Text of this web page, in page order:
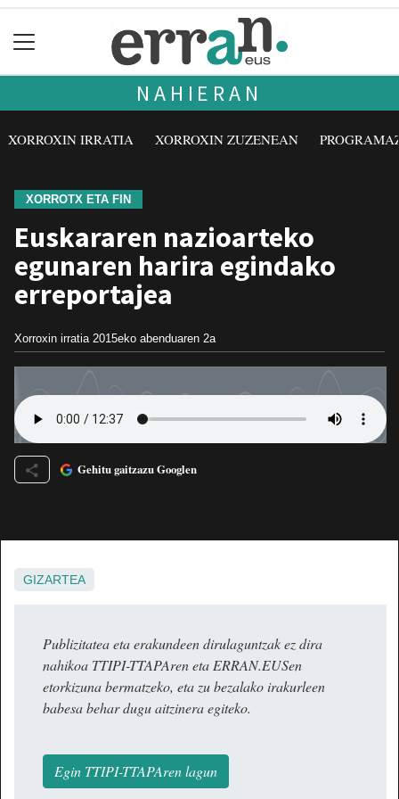
NAHIERAN
XORROXIN IRRATIA XORROXIN ZUZENEAN
XORROTX ETA FIN
Euskararen nazioarteko
egunaren harira egindako
erreportajea
Xorroxin irratia 2015eko abenduaren 2a
Gehitu gaitzazu Googlen
GIZARTEA
Publizitatea eta erakundeen dirulaguntzak ez dira
nahikoa TTIPI-TTAPAren eta ERRAN.EUSen
etorkizuna bermatzeko, eta zu bezalako irakurleen
babesa behar dugu aitzinera egiteko.
Egin TTIPI-TTAPAren lagun